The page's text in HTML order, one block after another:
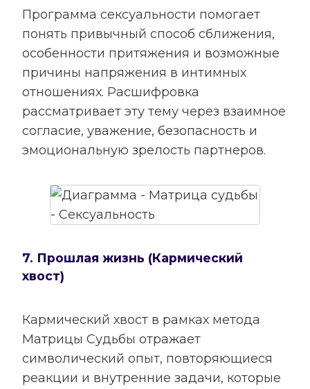
Программа сексуальности помогает
понять привычный способ сближения,
особенности притяжения и возможные
причины напряжения в интимных
отношениях. Расшифровка
рассматривает эту тему через взаимное
согласие, уважение, безопасность и
эмоциональную зрелость партнеров.
7. Прошлая жизнь (Кармический
хвост)
Кармический хвост в рамках метода
Матрицы Судьбы отражает
символический опыт, повторяющиеся
реакции и внутренние задачи, которые